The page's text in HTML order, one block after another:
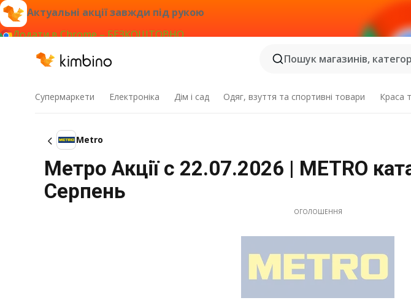
Актуальні акції завжди під рукою
Додати в Chrome – БЕЗКОШТОВНО
Пошук магазинів,
Супермаркети Електроніка Дім і сад Одяг, взуття та спортивні товари Краса
Metro
Метро Акції c 22.07.2026 | METRO
Серпень
ОГОЛОШЕННЯ